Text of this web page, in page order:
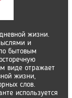
жизни.
и
бытовым
виде отражает
жизни,
слов.
используется